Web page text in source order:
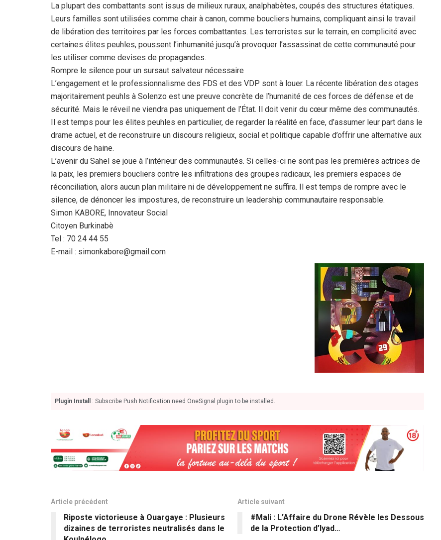
La plupart des combattants sont issus de milieux ruraux, analphabètes, coupés des structures étatiques.
Leurs familles sont utilisées comme chair à canon, comme boucliers humains, compliquant ainsi le travail
de libération des territoires par les forces combattantes. Les terroristes sur le terrain, en complicité avec
certaines élites peuhles, poussent l’inhumanité jusqu’à provoquer l’assassinat de cette communauté pour
les utiliser comme devises de propagandes.
Rompre le silence pour un sursaut salvateur nécessaire
L’engagement et le professionnalisme des FDS et des VDP sont à louer. La récente libération des otages
majoritairement peuhls à Solenzo est une preuve concrète de l’humanité de ces forces de défense et de
sécurité. Mais le réveil ne viendra pas uniquement de l’État. Il doit venir du cœur même des communautés.
Il est temps pour les élites peuhles en particulier, de regarder la réalité en face, d’assumer leur part dans le
drame actuel, et de reconstruire un discours religieux, social et politique capable d’offrir une alternative aux
discours de haine.
L’avenir du Sahel se joue à l’intérieur des communautés. Si celles-ci ne sont pas les premières actrices de
la paix, les premiers boucliers contre les infiltrations des groupes radicaux, les premiers espaces de
réconciliation, alors aucun plan militaire ni de développement ne suffira. Il est temps de rompre avec le
silence, de dénoncer les impostures, de reconstruire un leadership communautaire responsable.
Simon KABORE, Innovateur Social
Citoyen Burkinabè
Tel : 70 24 44 55
E-mail : simonkabore@gmail.com
Plugin Install : Subscribe Push Notification need OneSignal plugin to be installed.
Article précédent
Riposte victorieuse à Ouargaye : Plusieurs
dizaines de terroristes neutralisés dans le
Article suivant
#Mali : L’Affaire du Drone Révèle les Dessous
de la Protection d’Iyad…